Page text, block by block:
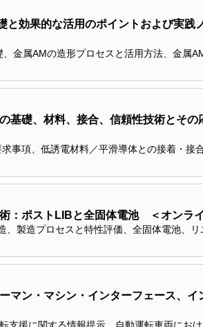
と効果的な活用のポイントおよび
金属AMの造形プロセスと活用方法、金属
基礎、材料、接合、信頼性技術とそ
事項、低誘電材料／平滑導体との接着・接
：ポストLIBと全固体電池 ＜オンラ
、製造プロセスと特性評価、全固体電池、
マン・マシン・インターフェース、イ